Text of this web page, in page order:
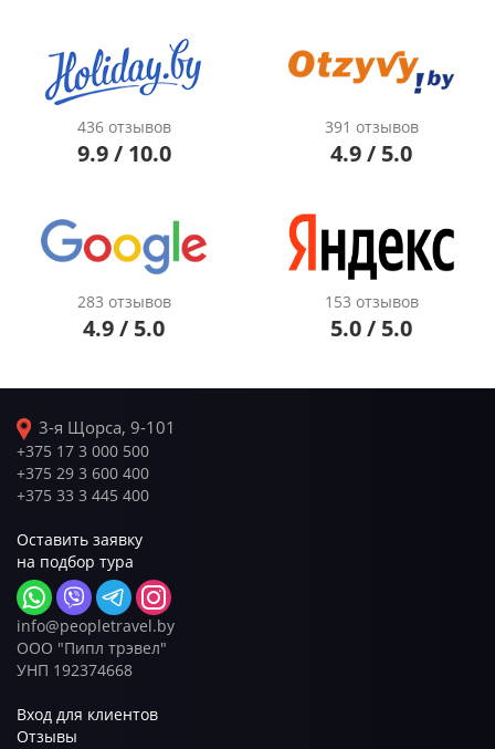
436 отзывов
9.9 / 10.0
391 отзывов
4.9 / 5.0
283 отзывов
4.9 / 5.0
153 отзывов
5.0 / 5.0
3-я Щорса, 9-101
+375 17 3 000 500
+375 29 3 600 400
+375 33 3 445 400
Оставить заявку
на подбор тура
info@peopletravel.by
ООО "Пипл трэвел"
УНП 192374668
Вход для клиентов
Отзывы